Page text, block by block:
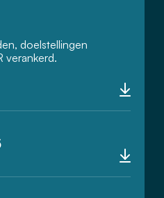
doelstellingen
verankerd.